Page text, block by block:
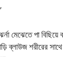
মেঝেতে পা
ব্লাউজ শরীরের